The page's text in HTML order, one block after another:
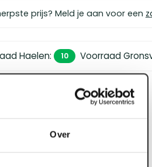
Over
prijs? Meld je aan voor een
Haelen: 10 Voorraad
€ 450,- (zakelijk)
een 4.5 uit 5